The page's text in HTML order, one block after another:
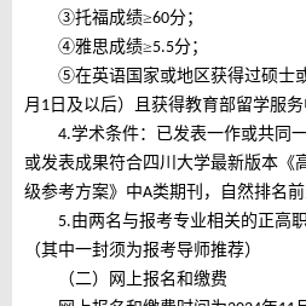
③托福成绩≥60分；
④雅思成绩≥5.5分；
⑤在英语国家或地区获得过硕士
月 1 日及以后）且获得教育部留学服
4.学术条件：已发表一作或共同
或发表成果符合四川大学最新版本《
级参考方案》中A类期刊，自然排名前
5.由两名与报考专业相关的正高
（其中一封须为报考导师推荐）
（二）网上报名和缴费